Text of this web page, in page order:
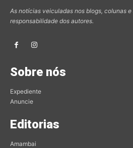
As notícias veiculadas nos blogs, colunas
responsabilidade dos autores.
Sobre nós
Expediente
Anuncie
Editorias
Amambai